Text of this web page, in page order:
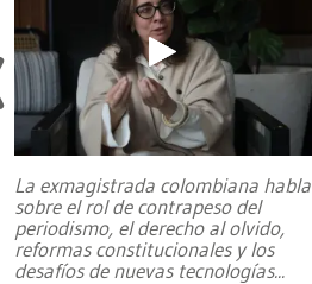
La exmagistrada colombiana habla
sobre el rol de contrapeso del
periodismo, el derecho al olvido,
reformas constitucionales y los
desafíos de nuevas tecnologías...